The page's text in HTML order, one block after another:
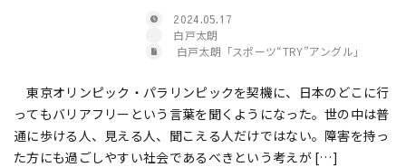
2024.05.17
白戸太朗
白戸太朗「スポーツ“TRY”アングル」
東京オリンピック・パラリンピックを契機に、日本のどこに行
ってもバリアフリーという言葉を聞くようになった。世の中は普
通に歩ける人、見える人、聞こえる人だけではない。障害を持っ
た方にも過ごしやすい社会であるべきという考えが […]